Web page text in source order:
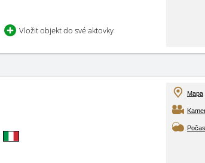
Vložit objekt do své aktovky
Mapa